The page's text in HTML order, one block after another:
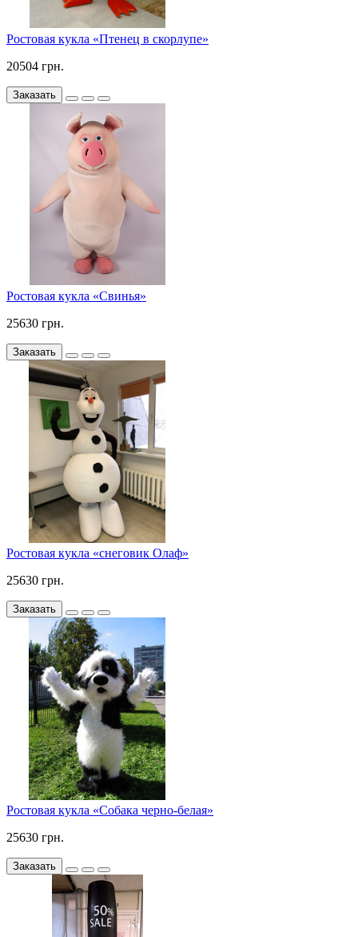
Ростовая кукла «Птенец в скорлупе»
20504 грн.
Заказать
Ростовая кукла «Свинья»
25630 грн.
Заказать
Ростовая кукла «снеговик Олаф»
25630 грн.
Заказать
Ростовая кукла «Собака черно-белая»
25630 грн.
Заказать